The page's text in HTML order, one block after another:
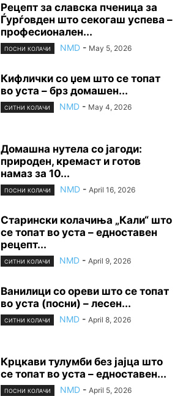
Рецепт за славска пченица за
Ѓурѓовден што секогаш успева –
професионален...
ПОСНИ КОЛАЧИ NMD - May 5, 2026
Кифлички со џем што се топат
во уста – брз домашен...
СИТНИ КОЛАЧИ NMD - May 4, 2026
Домашна нутела со јагоди:
природен, кремаст и готов
намаз за 10...
ПОСНИ КОЛАЧИ NMD - April 16, 2026
Старински колачиња „Кали“ што
се топат во уста – едноставен
рецепт...
СИТНИ КОЛАЧИ NMD - April 9, 2026
Ванилици со ореви што се топат
во уста (посни) – лесен...
СИТНИ КОЛАЧИ NMD - April 8, 2026
Крцкави тулумби без јајца што
се топат во уста – едноставен...
ПОСНИ КОЛАЧИ NMD - April 5, 2026